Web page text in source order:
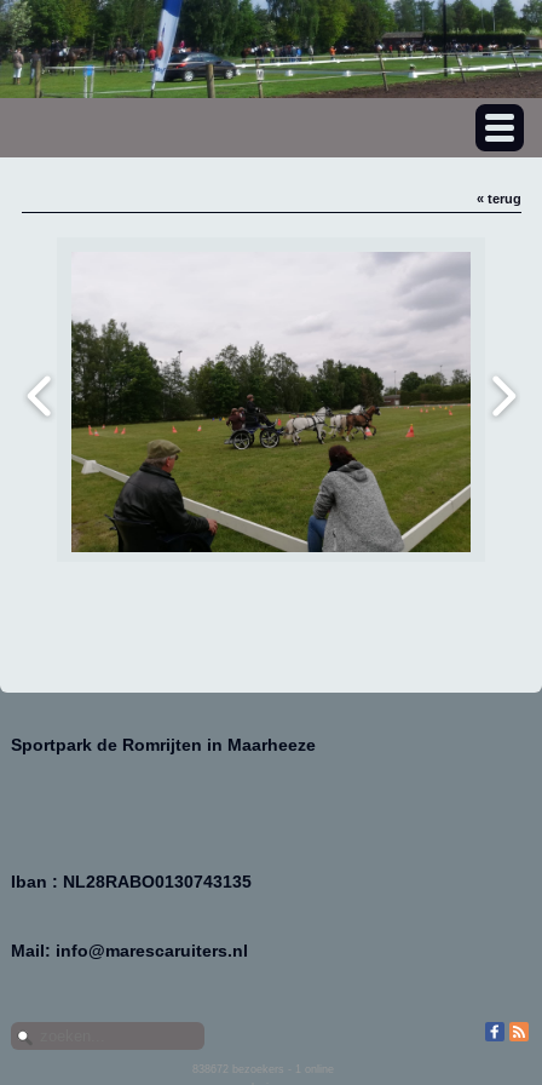
« terug
Sportpark de Romrijten in Maarheeze
Iban : NL28RABO0130743135
Mail: info@marescaruiters.nl
838672
bezoekers - 1 online